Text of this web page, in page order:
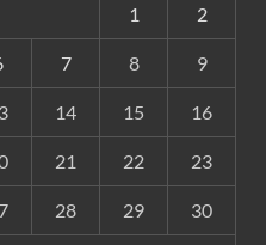
1 2
7 8 9
14 15 16
21 22 23
28 29 30